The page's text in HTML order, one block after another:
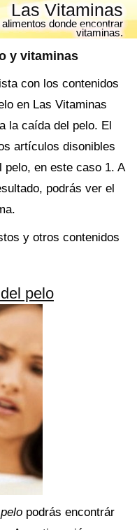
y vitaminas
Las Vitaminas
donde encontrar
vitaminas.
con los contenidos
en Las Vitaminas
la caída del pelo. El
artículos disonibles
en este caso 1. A
podrás ver el
y otros contenidos
pelo
podrás encontrár